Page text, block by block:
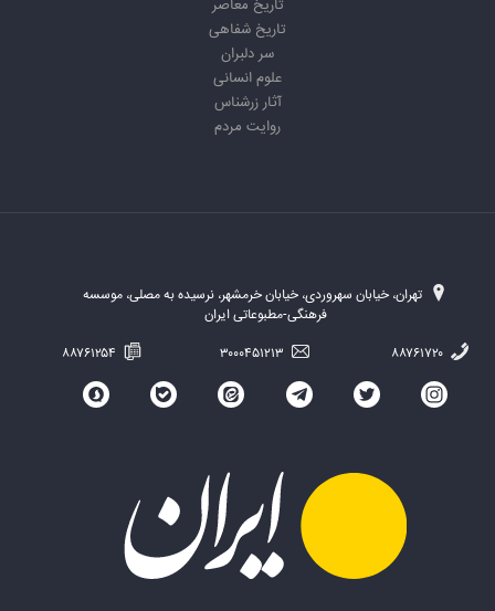
تاریخ معاصر
تاریخ شفاهی
سر دلبران
علوم انسانی
آثار زرشناس
روایت مردم
تهران، خیابان سهروردی، خیابان خرمشهر، نرسیده به مصلی، موسسه
فرهنگی-مطبوعاتی ایران